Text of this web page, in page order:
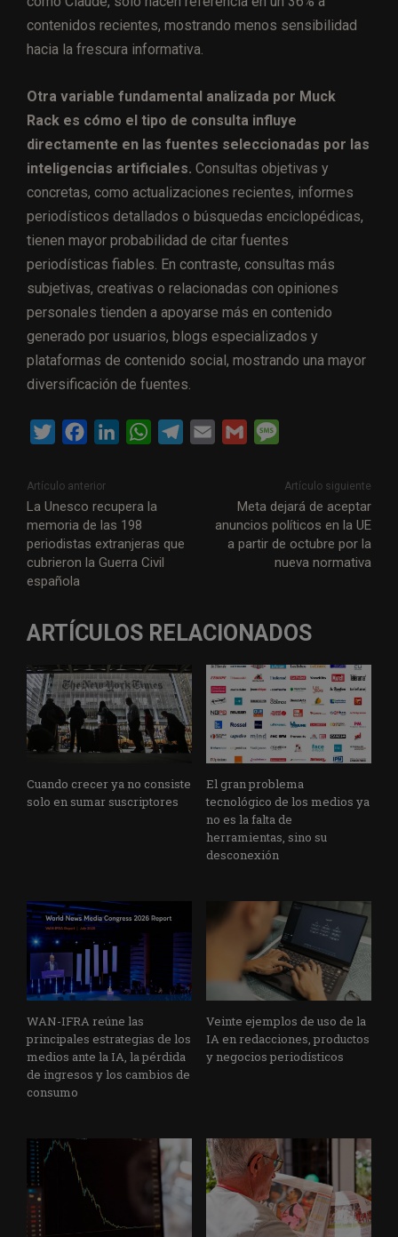
contenidos recientes, mostrando menos sensibilidad
hacia la frescura informativa.
Otra variable fundamental analizada por Muck
Rack es cómo el tipo de consulta influye
directamente en las fuentes seleccionadas por las
inteligencias artificiales. Consultas objetivas y
concretas, como actualizaciones recientes, informes
periodísticos detallados o búsquedas enciclopédicas,
tienen mayor probabilidad de citar fuentes
periodísticas fiables. En contraste, consultas más
subjetivas, creativas o relacionadas con opiniones
personales tienden a apoyarse más en contenido
generado por usuarios, blogs especializados y
plataformas de contenido social, mostrando una mayor
diversificación de fuentes.
i
t
t
e
r
c
e
b
o
k
e
d
W
t
A
l
i
l
s
s
a
g
Artículo anterior
La Unesco recupera la
memoria de las 198
periodistas extranjeras que
cubrieron la Guerra Civil
española
Artículo siguiente
Meta dejará de aceptar
anuncios políticos en la UE
a partir de octubre por la
nueva normativa
ARTÍCULOS RELACIONADOS
Cuando crecer ya no consiste
solo en sumar suscriptores
El gran problema
tecnológico de los medios ya
no es la falta de
herramientas, sino su
desconexión
WAN-IFRA reúne las
principales estrategias de los
medios ante la IA, la pérdida
de ingresos y los cambios de
consumo
Veinte ejemplos de uso de la
IA en redacciones, productos
y negocios periodísticos